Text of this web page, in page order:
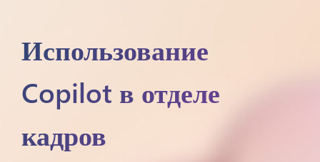
Использование
Copilot в отделе
кадров